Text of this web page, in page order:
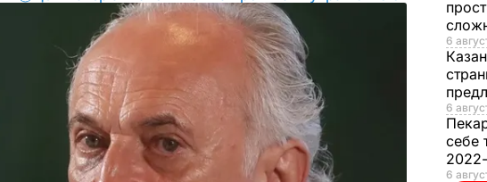
6
6
себе
6